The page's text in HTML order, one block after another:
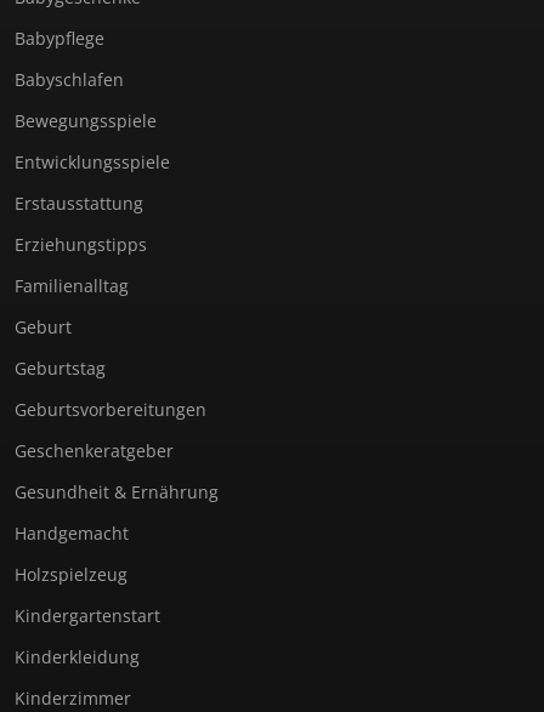
Babypflege
Babyschlafen
Bewegungsspiele
Entwicklungsspiele
Erstausstattung
Erziehungstipps
Familienalltag
Geburt
Geburtstag
Geburtsvorbereitungen
Geschenkeratgeber
Gesundheit & Ernährung
Handgemacht
Holzspielzeug
Kindergartenstart
Kinderkleidung
Kinderzimmer